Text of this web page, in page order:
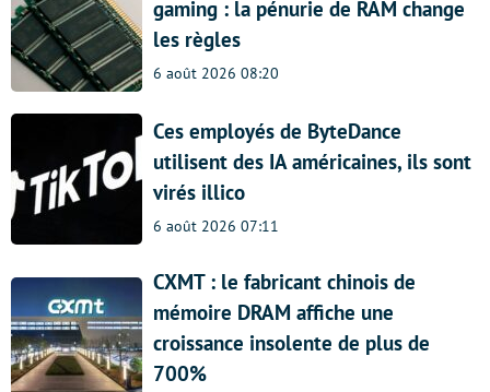
gaming : la pénurie de RAM change
les règles
6 août 2026 08:20
Ces employés de ByteDance
utilisent des IA américaines, ils sont
virés illico
6 août 2026 07:11
CXMT : le fabricant chinois de
mémoire DRAM affiche une
croissance insolente de plus de
700%